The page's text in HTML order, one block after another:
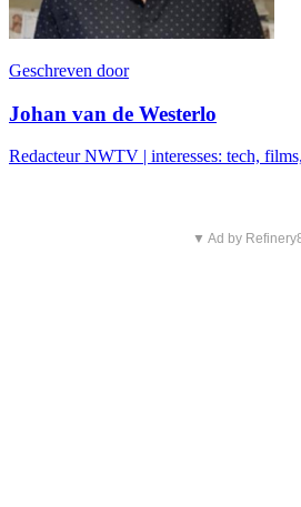
Geschreven door
Johan van de Westerlo
Redacteur NWTV | interesses: tech,
▼ Ad by